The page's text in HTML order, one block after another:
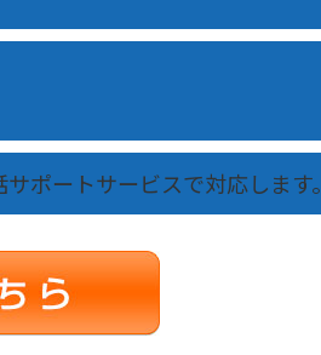
ポートサービスで対応します。